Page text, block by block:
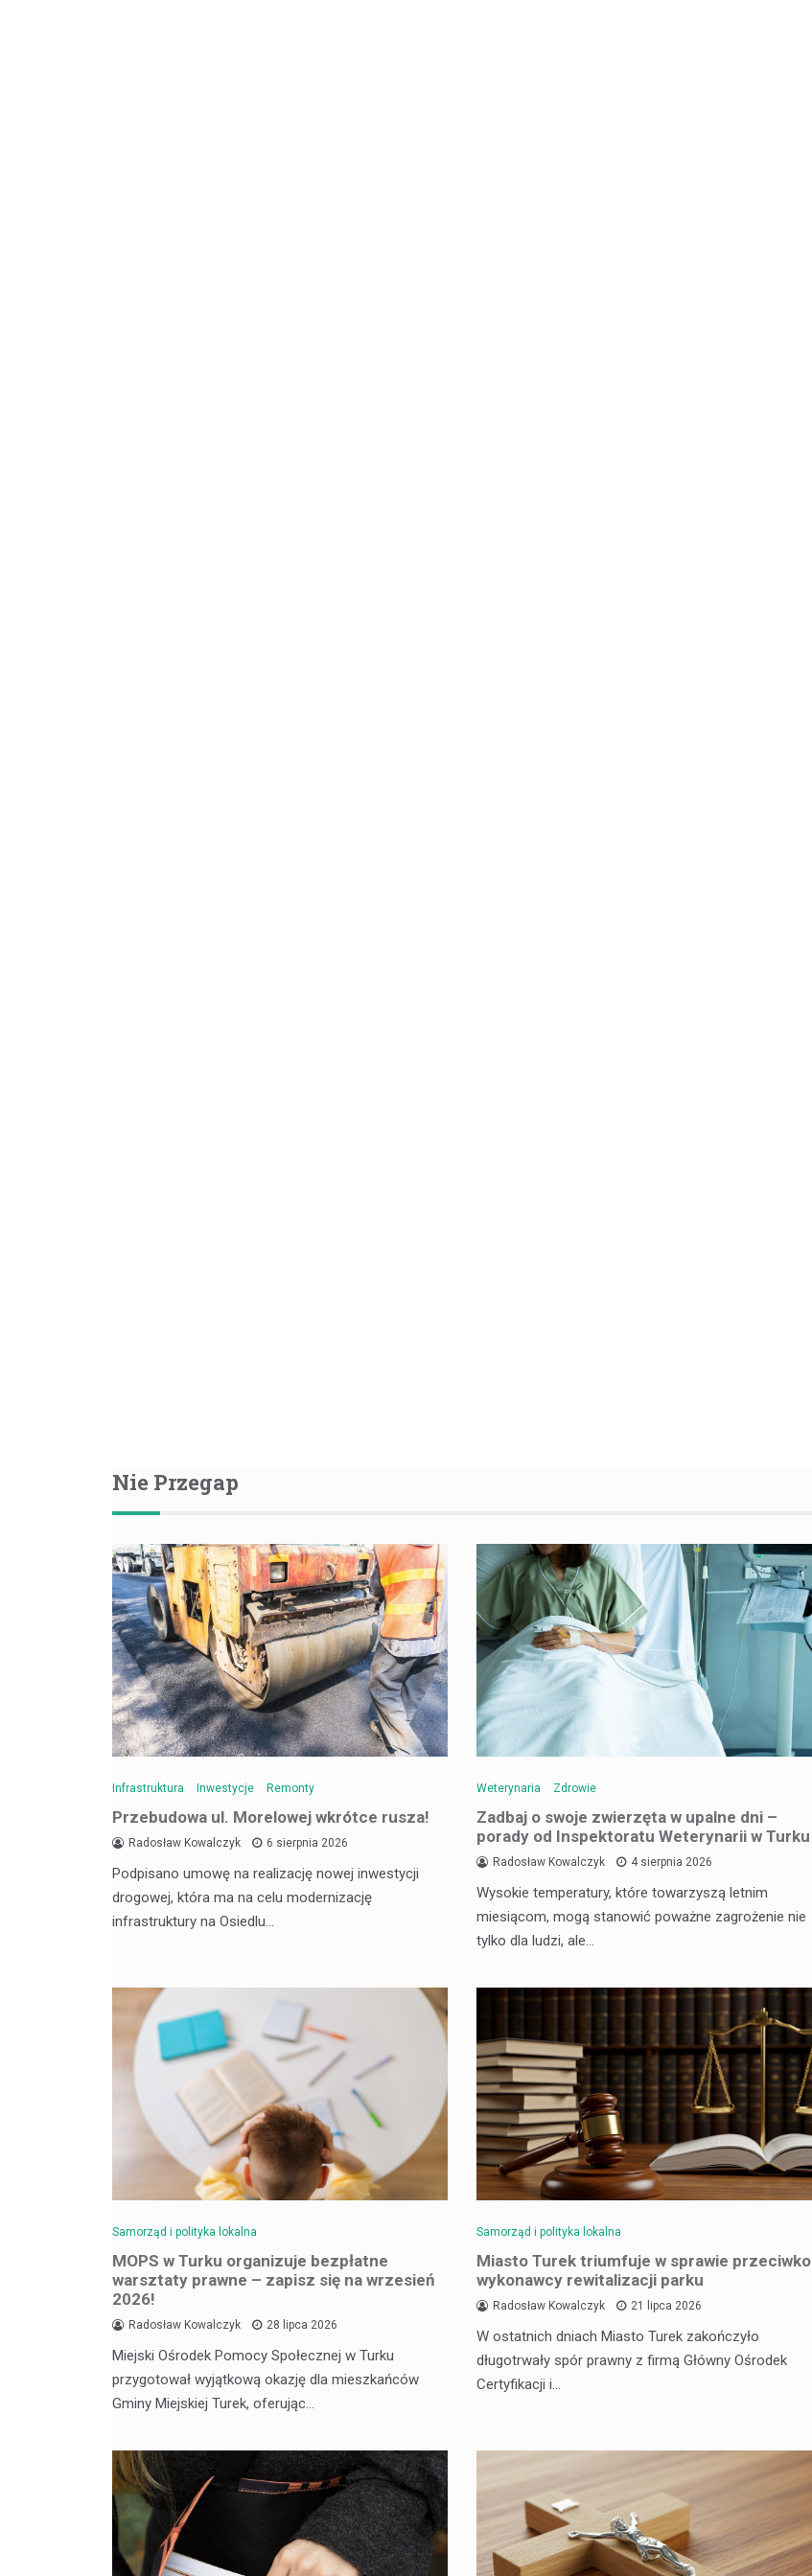
Nie Przegap
Infrastruktura Inwestycje Remonty
Przebudowa ul. Morelowej wkrótce rusza!
Radosław Kowalczyk 6 sierpnia 2026
Podpisano umowę na realizację nowej inwestycji
drogowej, która ma na celu modernizację
infrastruktury na Osiedlu…
Weterynaria Zdrowie
Zadbaj o swoje zwierzęta w upalne dni –
porady od Inspektoratu Weterynarii w Turku
Radosław Kowalczyk 4 sierpnia 2026
Wysokie temperatury, które towarzyszą letnim
miesiącom, mogą stanowić poważne zagrożenie nie
tylko dla ludzi, ale…
Samorząd i polityka lokalna
MOPS w Turku organizuje bezpłatne
warsztaty prawne – zapisz się na wrzesień
2026!
Radosław Kowalczyk 28 lipca 2026
Miejski Ośrodek Pomocy Społecznej w Turku
przygotował wyjątkową okazję dla mieszkańców
Gminy Miejskiej Turek, oferując…
Samorząd i polityka lokalna
Miasto Turek triumfuje w sprawie przeciwko
wykonawcy rewitalizacji parku
Radosław Kowalczyk 21 lipca 2026
W ostatnich dniach Miasto Turek zakończyło
długotrwały spór prawny z firmą Główny Ośrodek
Certyfikacji i…